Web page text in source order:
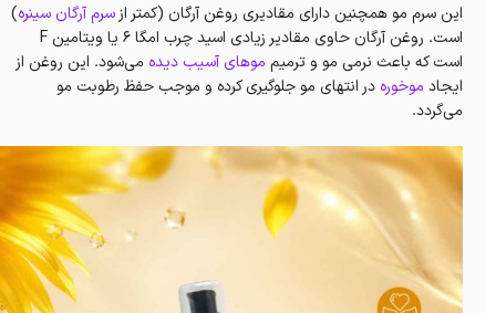
این سرم مو همچنین دارای مقادیری روغن آرگان (کمتر ازسرم آرگان سینره)
است. روغن آرگان حاوی مقادیر زیادی اسید چرب امگا 6 یا ویتامین F
است که باعث نرمی مو و ترمیم موهای آسیب دیده می‌شود. این روغن از
ایجاد موخوره در انتهای مو جلوگیری کرده و موجب حفظ رطوبت مو
می‌گردد.